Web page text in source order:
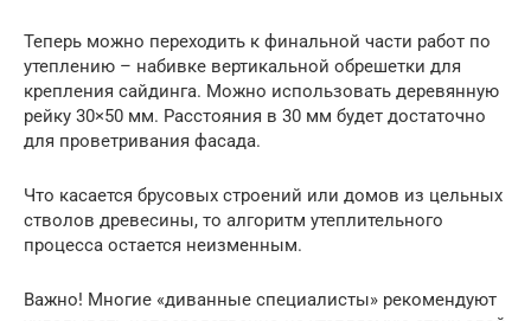
Теперь можно переходить к финальной части работ по
утеплению – набивке вертикальной обрешетки для
крепления сайдинга. Можно использовать деревянную
рейку 30×50 мм. Расстояния в 30 мм будет достаточно
для проветривания фасада.
Что касается брусовых строений или домов из цельных
стволов древесины, то алгоритм утеплительного
процесса остается неизменным.
Важно! Многие «диванные специалисты» рекомендуют